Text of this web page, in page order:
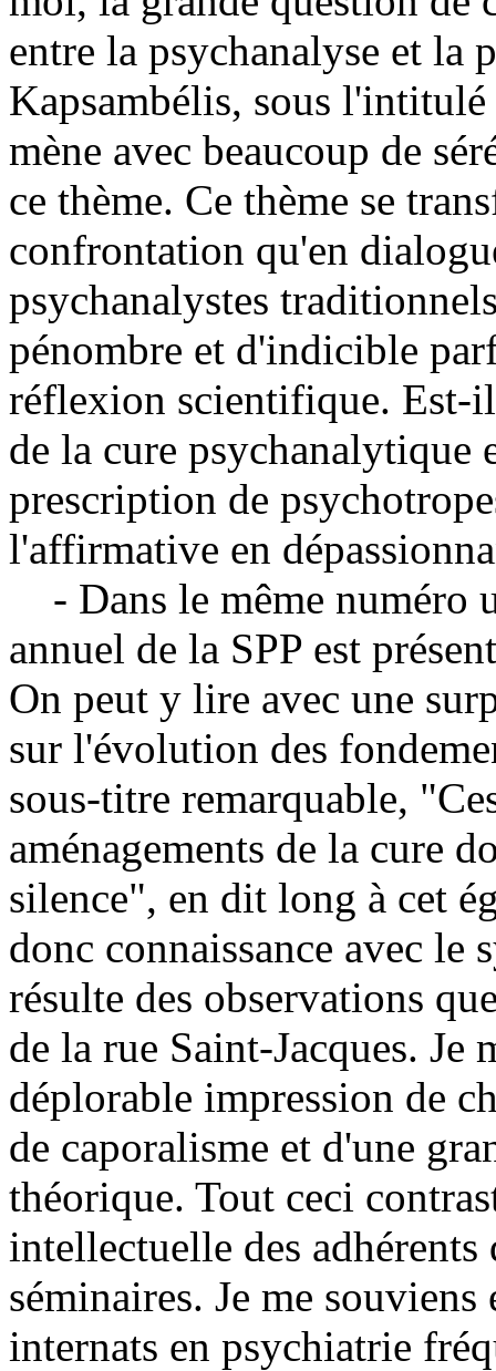
entre la psychanalyse et la
Kapsambélis, sous
mène avec beaucoup de
ce thème. Ce thème se
confrontation qu'en
psychanalystes
pénombre et d'indicible
réflexion scientifique. Est-
de la cure psychanalytique
prescription de
l'affirmative en
- Dans le même numéro
annuel de la SPP est
On peut y lire avec une
sur l'évolution des
sous-titre remarquable,
aménagements de la cure
silence", en dit long à cet
donc connaissance avec
résulte des observations
de la rue Saint-Jacques. Je
déplorable impression de
de caporalisme et d'une
théorique. Tout ceci
intellectuelle des
séminaires. Je me
internats en psychiatrie